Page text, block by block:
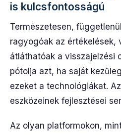
is kulcsfontosságú
Természetesen,
ragyogóak az értékelések,
átláthatóak a visszajelzési
pótolja azt, ha saját
ezeket a technológiákat.
eszközeinek fejlesztései
Az olyan platformokon,